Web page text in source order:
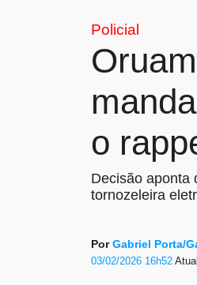
Policial
o
Decisão aponta
tornozeleira
PorGabriel Porta/
03/02/2026 16h52